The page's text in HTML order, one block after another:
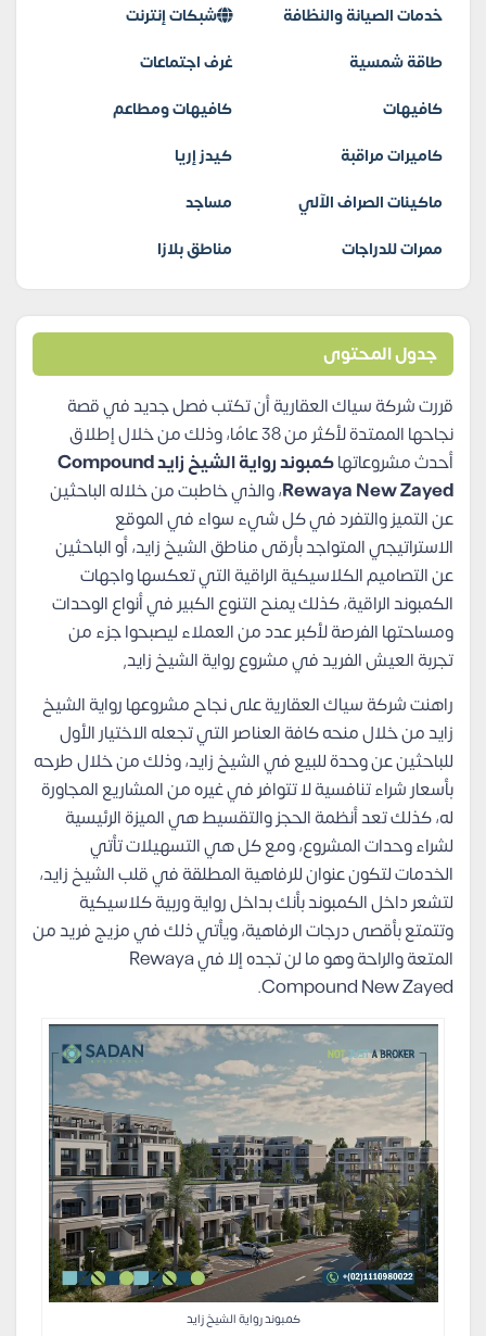
خدمات الصيانة والنظافة
شبكات إنترنت
طاقة شمسية
غرف اجتماعات
كافيهات
كافيهات ومطاعم
كاميرات مراقبة
كيدز إريا
ماكينات الصراف الآلي
مساجد
ممرات للدراجات
مناطق بلازا
جدول المحتوى
قررت شركة سياك العقارية أن تكتب فصل جديد في قصة
نجاحها الممتدة لأكثر من 38 عامًا، وذلك من خلال إطلاق
أحدث مشروعاتهاكمبوند رواية الشيخ زايدCompound
Rewaya New Zayed، والذي خاطبت من خلاله الباحثين
عن التميز والتفرد في كل شيء سواء في الموقع
الاستراتيجي المتواجد بأرقى مناطق الشيخ زايد، أو الباحثين
عن التصاميم الكلاسيكية الراقية التي تعكسها واجهات
الكمبوند الراقية، كذلك يمنح التنوع الكبير في أنواع الوحدات
ومساحتها الفرصة لأكبر عدد من العملاء ليصبحوا جزء من
تجربة العيش الفريد في مشروع رواية الشيخ زايد,
راهنت شركة سياك العقارية على نجاح مشروعها رواية الشيخ
زايد من خلال منحه كافة العناصر التي تجعله الاختيار الأول
للباحثين عن وحدة للبيع في الشيخ زايد، وذلك من خلال طرحه
بأسعار شراء تنافسية لا تتوافر في غيره من المشاريع المجاورة
له، كذلك تعد أنظمة الحجز والتقسيط هي الميزة الرئيسية
لشراء وحدات المشروع، ومع كل هي التسهيلات تأتي
الخدمات لتكون عنوان للرفاهية المطلقة في قلب الشيخ زايد،
لتشعر داخل الكمبوند بأنك بداخل رواية وربية كلاسيكية
وتتمتع بأقصى درجات الرفاهية، ويأتي ذلك في مزيج فريد من
المتعة والراحة وهو ما لن تجده إلا في Rewaya
Compound New Zayed.
كمبوند رواية الشيخ زايد